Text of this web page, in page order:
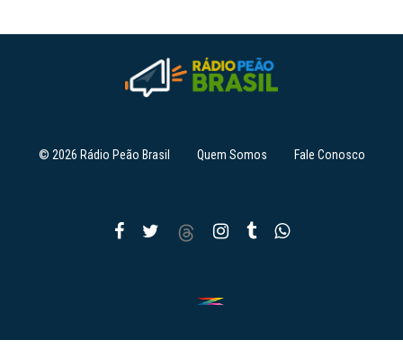
© 2026 Rádio Peão Brasil Quem Somos Fale Conosco